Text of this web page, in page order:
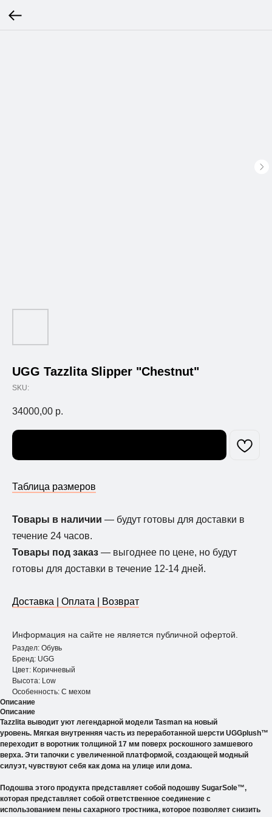
UGG Tazzlita Slipper "Chestnut"
SKU:
34000,00 р.
Таблица размеров
Товары в наличии — будут готовы для доставки в
течение 24 часов.
Товары под заказ — выгоднее по цене, но будут
готовы для доставки в течение 12-14 дней.
Доставка | Оплата | Возврат
Информация на сайте не является публичной офертой.
Раздел: Обувь
Бренд: UGG
Цвет: Коричневый
Высота: Low
Особенность: С мехом
Описание
Описание
Tazzlita выводит уют легендарной модели Tasman на новый
уровень. Мягкая внутренняя часть из переработанной шерсти UGGplush™
переходит в воротник толщиной 17 мм поверх роскошного замшевого
верха. Эти тапочки с увеличенной платформой, создающей модный
силуэт, чувствуют себя как дома на улице или дома.
Подошва этого продукта представляет собой подошву SugarSole™,
которая представляет собой ответственное соединение с
использованием пены сахарного тростника, которое позволяет снизить